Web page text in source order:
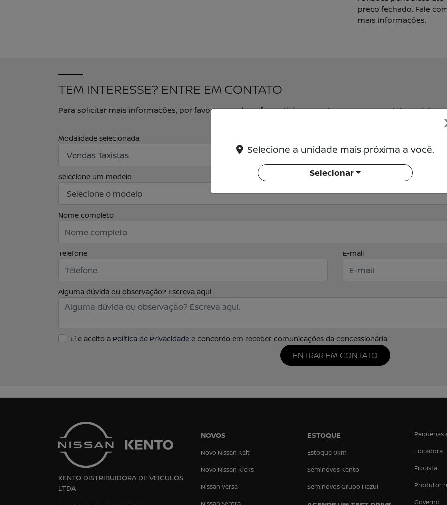
preço fechado. Fale
mais informações.
TEM INTERESSE? ENTRE EM CONTATO
Para solicitar mais informações, por favor, preencha o formulário que entraremos em contato
Modalidade selecionada:
Selecione um modelo
Nome completo
Telefone E-mail
Alguma dúvida ou observação? Escreva aqui.
Li e aceito a Política de Privacidade e concordo em receber comunicações da concessionária.
ENTRAR EM CONTATO
KENTO DISTRIBUIDORA DE VEICULOS
LTDA
NOVOS
Novo Nissan Kait
Novo Nissan Kicks
Nissan Versa
Nissan Sentra
ESTOQUE
Estoque 0km
Seminovos Kento
Seminovos Grupo Hazul
Pequenas
Locadora
Frotista
Produtor
Governo
Selecione a unidade mais próxima a você.
Selecionar